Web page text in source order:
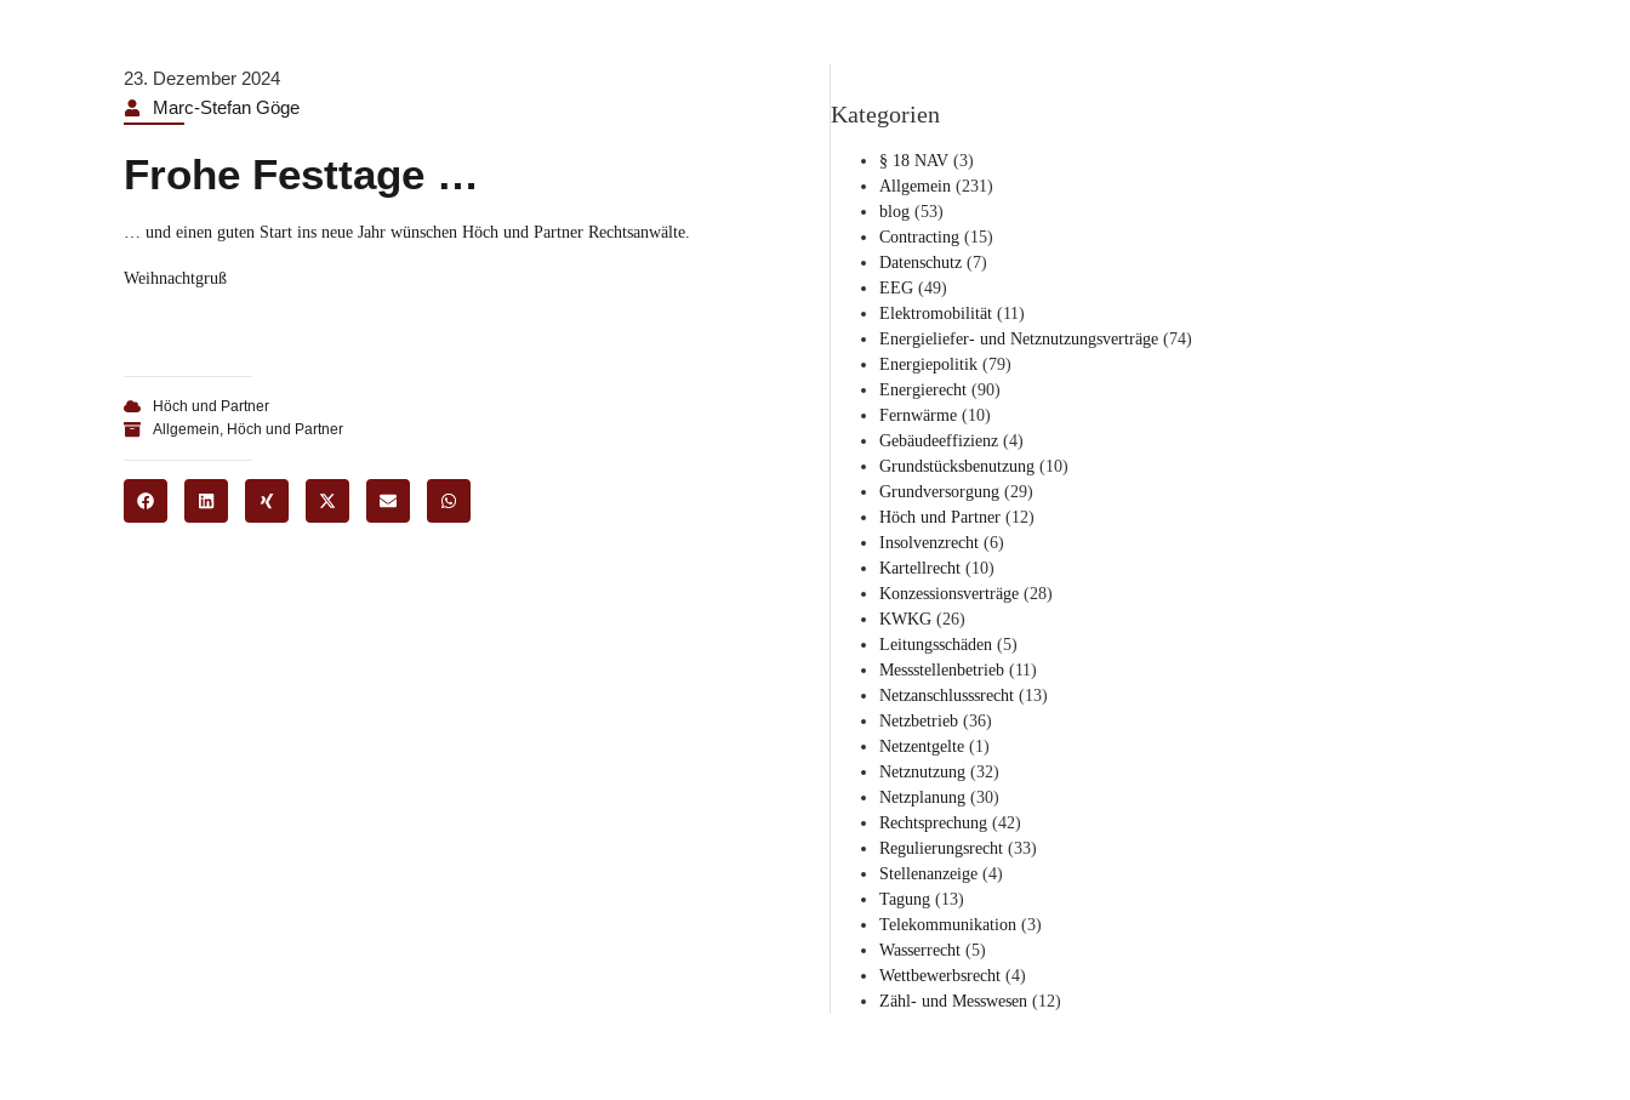
23. Dezember 2024
Marc-Stefan Göge
Frohe Festtage …
… und einen guten Start ins neue Jahr wünschen Höch und Partner Rechtsanwälte.
Weihnachtgruß
Höch und Partner
Allgemein, Höch und Partner
Kategorien
§ 18 NAV (3)
Allgemein (231)
blog (53)
Contracting (15)
Datenschutz (7)
EEG (49)
Elektromobilität (11)
Energieliefer- und Netznutzungsverträge (74)
Energiepolitik (79)
Energierecht (90)
Fernwärme (10)
Gebäudeeffizienz (4)
Grundstücksbenutzung (10)
Grundversorgung (29)
Höch und Partner (12)
Insolvenzrecht (6)
Kartellrecht (10)
Konzessionsverträge (28)
KWKG (26)
Leitungsschäden (5)
Messstellenbetrieb (11)
Netzanschlusssrecht (13)
Netzbetrieb (36)
Netzentgelte (1)
Netznutzung (32)
Netzplanung (30)
Rechtsprechung (42)
Regulierungsrecht (33)
Stellenanzeige (4)
Tagung (13)
Telekommunikation (3)
Wasserrecht (5)
Wettbewerbsrecht (4)
Zähl- und Messwesen (12)